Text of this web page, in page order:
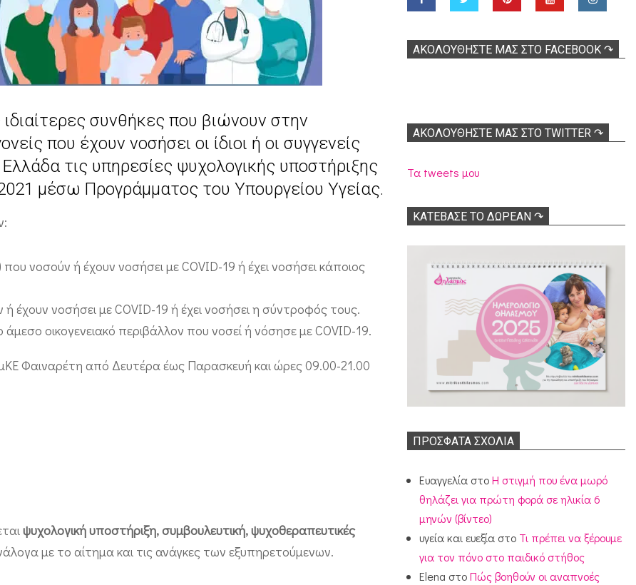
συνθήκες που βιώνουν στην
που έχουν νοσήσει οι ίδιοι ή οι συγγενείς
τις υπηρεσίες ψυχολογικής υποστήριξης
μέσω Προγράμματος του Υπουργείου Υγείας.
νοσούν ή έχουν νοσήσει με COVID-19 ή έχει νοσήσει κάποιος
έχουν νοσήσει με COVID-19 ή έχει νοσήσει η σύντροφός τους.
οικογενειακό περιβάλλον που νοσεί ή νόσησε με COVID-19.
Φαιναρέτη από Δευτέρα έως Παρασκευή και ώρες 09.00-21.00
ψυχολογική υποστήριξη, συμβουλευτική, ψυχοθεραπευτικές
με το αίτημα και τις ανάγκες των εξυπηρετούμενων.
ΑΚΟΛOΥΘΉΣΤΕ ΜΑΣ ΣΤΟ FACEBOOK ↷
ΑΚΟΛΟΥΘΉΣΤΕ ΜΑΣ ΣΤΟ TWITTER ↷
Τα tweets μου
ΚΑΤΕΒΑΣΕ ΤΟ ΔΩΡΕΑΝ ↷
ΠΡΌΣΦΑΤΑ ΣΧΌΛΙΑ
Ευαγγελία στοΗ στιγμή που ένα μωρό
θηλάζει για πρώτη φορά σε ηλικία 6
μηνών (βίντεο)
υγεία και ευεξία στο Τι πρέπει να ξέρουμε
για τον πόνο στο παιδικό στήθος
Elena στοΠώς βοηθούν οι αναπνοές